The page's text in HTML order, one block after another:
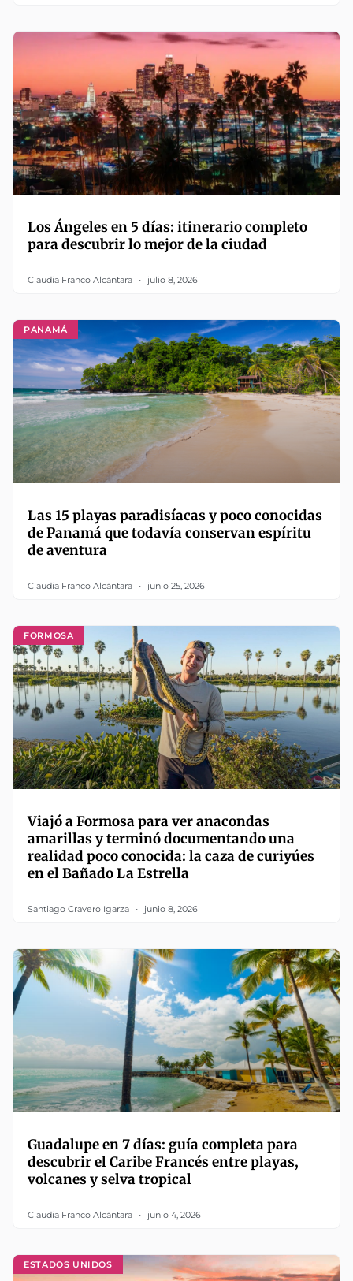
Los Ángeles en 5 días: itinerario completo
para descubrir lo mejor de la ciudad
Claudia Franco Alcántara julio 8, 2026
PANAMÁ
Las 15 playas paradisíacas y poco conocidas
de Panamá que todavía conservan espíritu
de aventura
Claudia Franco Alcántara junio 25, 2026
FORMOSA
Viajó a Formosa para ver anacondas
amarillas y terminó documentando una
realidad poco conocida: la caza de curiyúes
en el Bañado La Estrella
Santiago Cravero Igarza junio 8, 2026
Guadalupe en 7 días: guía completa para
descubrir el Caribe Francés entre playas,
volcanes y selva tropical
Claudia Franco Alcántara junio 4, 2026
ESTADOS UNIDOS